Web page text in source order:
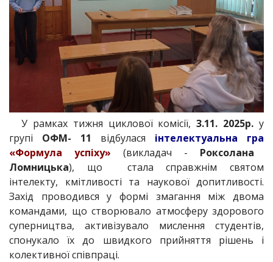
У рамках тижня циклової комісії,3.11. 2025р. у
групі ОФМ- 11 відбулася інтелектуальна гра
«Формула успіху» (викладач - Роксолана
Ломницька), що стала справжнім святом
інтелекту, кмітливості та наукової допитливості.
Захід проводився у формі змагання між двома
командами, що створювало атмосферу здорового
суперництва, активізувало мислення студентів,
спонукало їх до швидкого прийняття рішень і
колективної співпраці.